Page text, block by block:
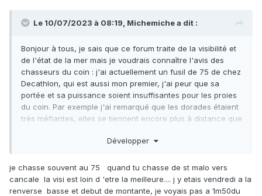
Le 10/07/2023 à 08:19, Michemichea dit :
Bonjour à tous, je sais que ce forum traite de la visibilité et
de l'état de la mer mais je voudrais connaître l'avis des
chasseurs du coin : j'ai actuellement un fusil de 75 de chez
Decathlon, qui est aussi mon premier, j'ai peur que sa
portée et sa puissance soient insuffisantes pour les proies
du coin. Par exemple j'ai remarqué que les dorades étaient
très méfiantes, elles se tiennent encore plus à distance que
Développer
je chasse souvent au 75 quand tu chasse de st malo vers
cancale la visi est loin d 'etre la meilleure.... j y etais vendredi a la
renverse basse et debut de montante, je voyais pas a 1m50du